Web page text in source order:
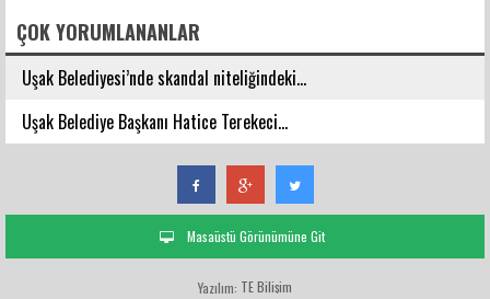
ÇOK YORUMLANANLAR
Uşak Belediyesi’nde skandal niteliğindeki...
Uşak Belediye Başkanı Hatice Terekeci...
Masaüstü Görünümüne Git
Yazılım: TE Bilişim